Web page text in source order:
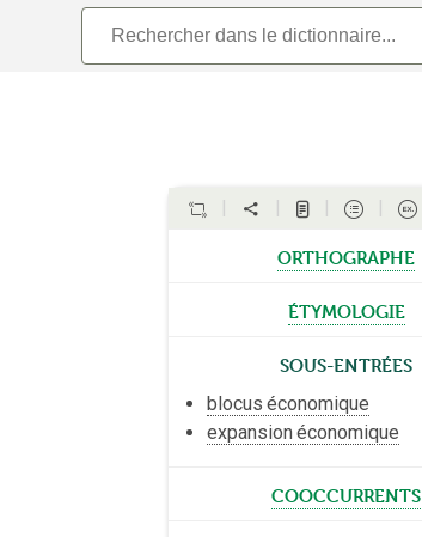
orthographe
étymologie
Sous-entrées
blocus économique
expansion économique
cooccurrents